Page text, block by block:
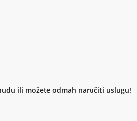
ili možete odmah naručiti uslugu!